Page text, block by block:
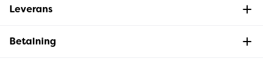
Leverans
Betalning